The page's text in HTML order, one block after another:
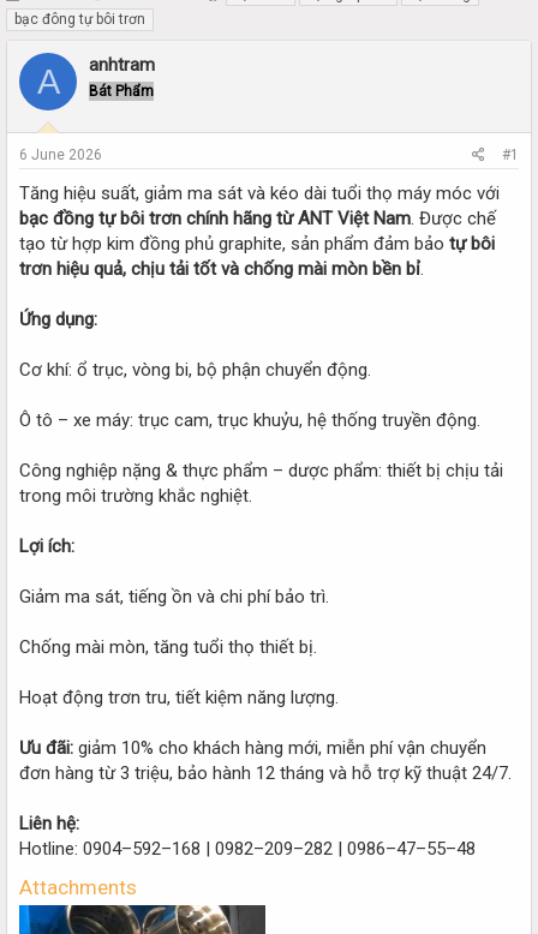
h
r
e
d
a
r
t
e
r
t
a
r
t
d
bạc đông tự bôi trơn
A anhtram
Bát Phẩm
6 June 2026 #1
Tăng hiệu suất, giảm ma sát và kéo dài tuổi thọ máy móc với
bạc đồng tự bôi trơn chính hãng từ ANT Việt Nam . Được chế
tạo từ hợp kim đồng phủ graphite, sản phẩm đảm bảo tự bôi
trơn hiệu quả, chịu tải tốt và chống mài mòn bền bỉ
Ứng dụng:
Cơ khí: ổ trục, vòng bi, bộ phận chuyển động.
Ô tô – xe máy: trục cam, trục khuỷu, hệ thống truyền động.
Công nghiệp nặng & thực phẩm – dược phẩm: thiết bị chịu tải
trong môi trường khắc nghiệt.
Lợi ích:
Giảm ma sát, tiếng ồn và chi phí bảo trì.
Chống mài mòn, tăng tuổi thọ thiết bị.
Hoạt động trơn tru, tiết kiệm năng lượng.
Ưu đãi: giảm 10% cho khách hàng mới, miễn phí vận chuyển
đơn hàng từ 3 triệu, bảo hành 12 tháng và hỗ trợ kỹ thuật 24/7.
Liên hệ:
Hotline: 0904–592–168 | 0982–209–282 | 0986–47–55–48
Attachments